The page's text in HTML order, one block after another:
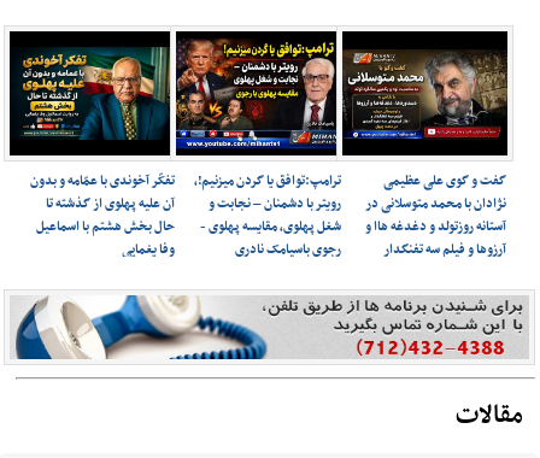
تفکّر آخوندی با عمّامه و بدون
آن علیه پهلوی از گذشته تا
حال بخش هشتم با اسماعیل
وفا یغمایی
ترامپ:توافق یا گردن میزنیم!،
رویتر با دشمنان – نجابت و
شغل پهلوی، مقایسه پهلوی -
رجوی باسیامک نادری
گفت و گوی علی عظیمی
نژادان با محمد متوسلانی در
آستانه روزتولد و دغدغه هاا و
آرزوها و فیلم سه تفنگدار
مقالات